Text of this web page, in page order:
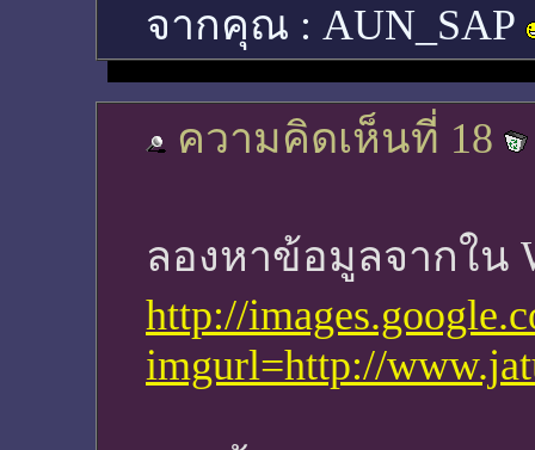
จากคุณ : AUN_SAP
ความคิดเห็นที่ 18
ลองหาข้อมูลจากใน
http://
imgurl=http://